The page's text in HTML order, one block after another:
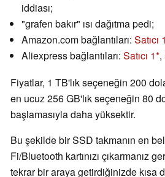
iddiası;
"grafen bakır" ısı dağıtma pedi;
Amazon.com bağlantıları: Satıcı 1
Aliexpress bağlantıları: Satıcı 1 ,
Fiyatlar, 1 TB'lık seçeneğin 200
en ucuz 256 GB'lık seçeneğin 80
başlamasıyla daha yüksektir.
Bu şekilde bir SSD takmanın en
Fi/Bluetooth kartınızı çıkarmanız
tekrar bir araya getirdiğinizde kısa